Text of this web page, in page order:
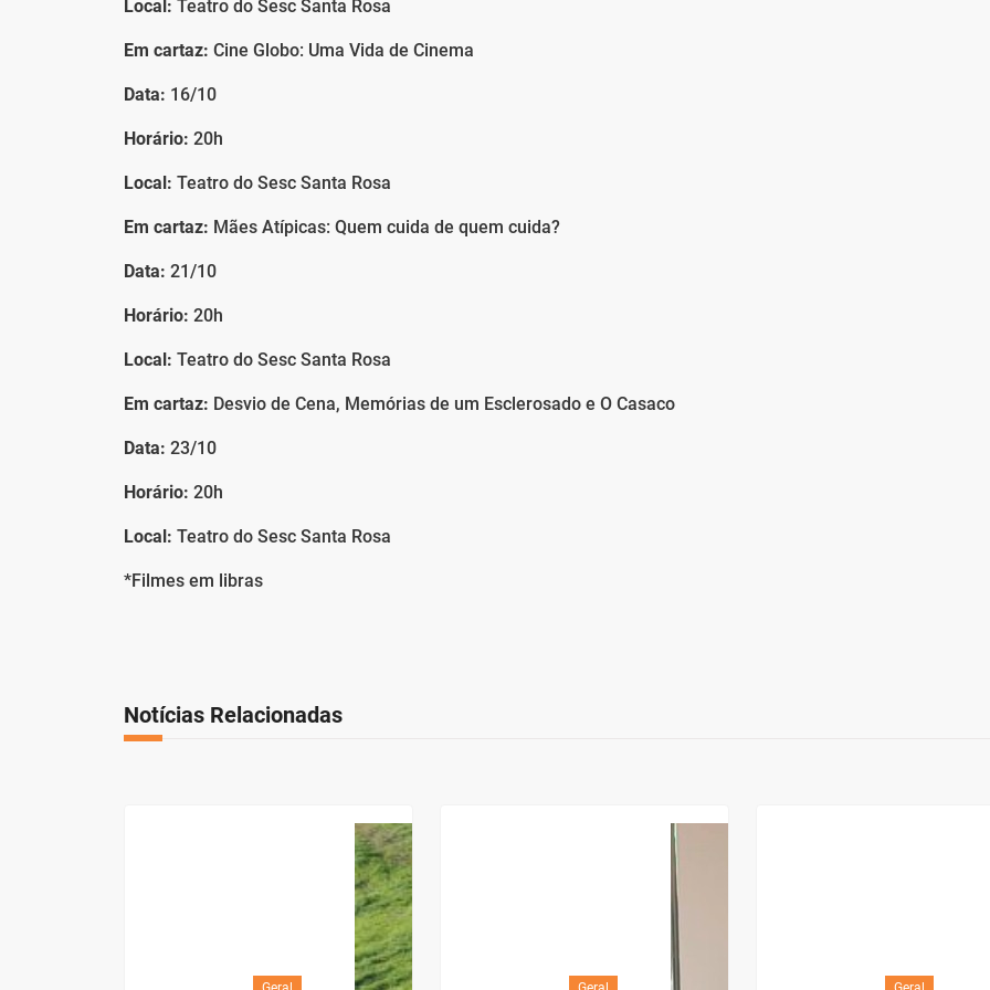
Local: Teatro do Sesc Santa Rosa
Em cartaz: Cine Globo: Uma Vida de Cinema
Data: 16/10
Horário: 20h
Local: Teatro do Sesc Santa Rosa
Em cartaz: Mães Atípicas: Quem cuida de quem cuida?
Data: 21/10
Horário: 20h
Local: Teatro do Sesc Santa Rosa
Em cartaz: Desvio de Cena, Memórias de um Esclerosado e O Casaco
Data: 23/10
Horário: 20h
Local: Teatro do Sesc Santa Rosa
*Filmes em libras
Notícias Relacionadas